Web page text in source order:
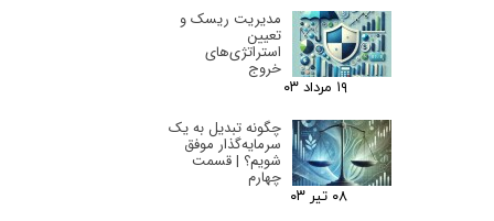
مدیریت ریسک و
تعیین
استراتژی‌های
خروج
۱۹ مرداد ۰۳
چگونه تبدیل به یک
سرمایه‌گذار موفق
شویم؟ | قسمت
چهارم
۰۸ تیر ۰۳